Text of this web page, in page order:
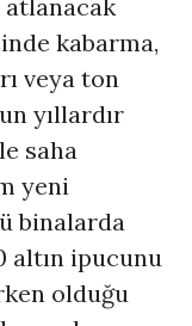
atlanacak
kabarma,
veya ton
yıllardır
saha
yeni
binalarda
altın ipucunu
olduğu